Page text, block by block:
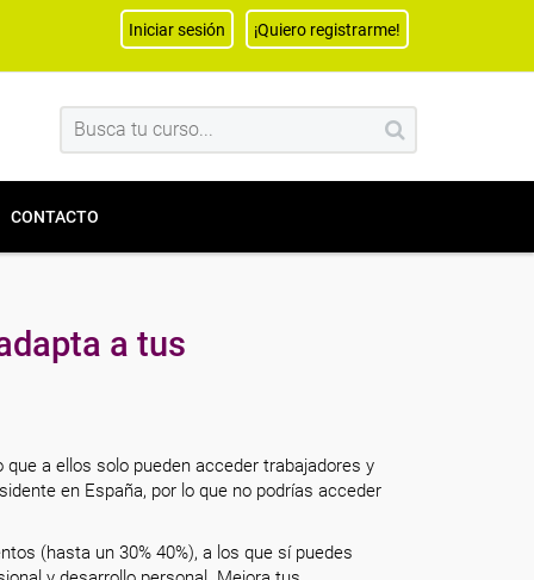
Iniciar sesión ¡Quiero registrarme!
CONTACTO
a tus
a ellos solo pueden acceder trabajadores y
en España, por lo que no podrías acceder
(hasta un 30% 40%), a los que sí puedes